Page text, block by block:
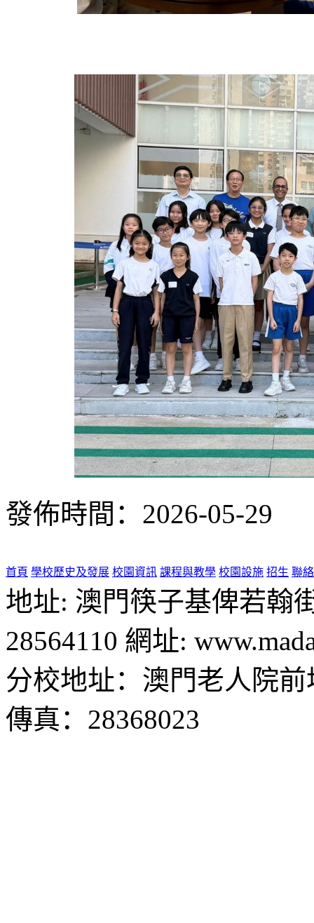
發佈時間：2026-05-29
首頁 學校歷史及發展 校園資訊 課程與教學 校園設施 招生 聯
地址: 澳門筷子基俾若翰
28564110 網址:
分校地址：澳門老人院
傳真：28368023